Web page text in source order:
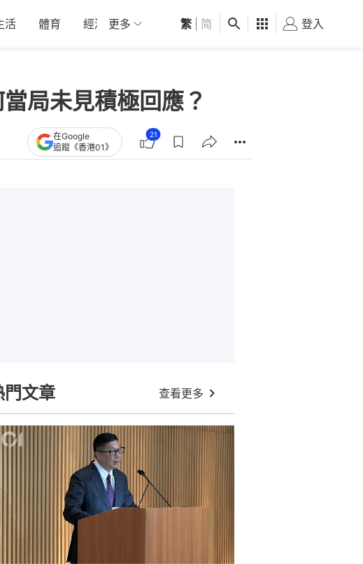
活 體育 經濟 01深圳 觀點 健康 好食玩飛
更多 繁 简 登入
局未見積極回應？
在Google
追蹤《香港01》
21
門文章 查看更多